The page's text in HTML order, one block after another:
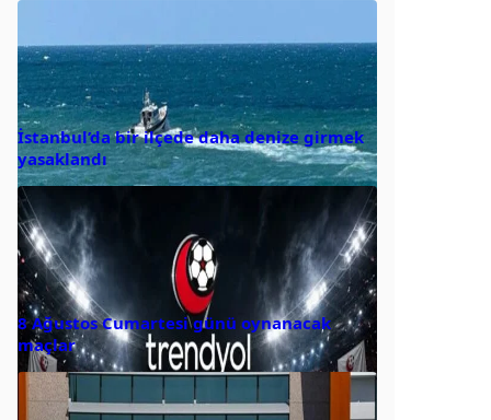
İstanbul’da bir ilçede daha denize girmek
yasaklandı
8 Ağustos Cumartesi günü oynanacak
maçlar